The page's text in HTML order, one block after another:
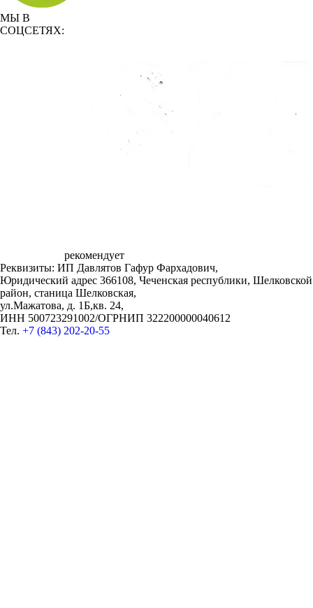
МЫ В
СОЦСЕТЯХ:
рекомендует
Реквизиты: ИП Давлятов Гафур Фархадович,
Юридический адрес 366108, Чеченская республики, Шелковской
район, станица Шелковская,
ул.Мажатова, д. 1Б,кв. 24,
ИНН 500723291002/ОГРНИП 322200000040612
Тел. +7 (843) 202-20-55